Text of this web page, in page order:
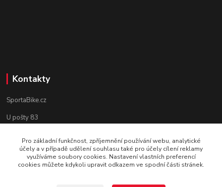
Kontakty
SportaBike.cz
U pošty 83
tel.: +420 736 274 612
e-mail: info@sportabike.cz
Pro základní funkčnost, zpříjemnění používání webu, analytické
účely a v případě udělení souhlasu také pro účely cílení reklamy
využíváme soubory cookies. Nastavení vlastních preferencí
cookies můžete kdykoli upravit odkazem ve spodní části stránek.